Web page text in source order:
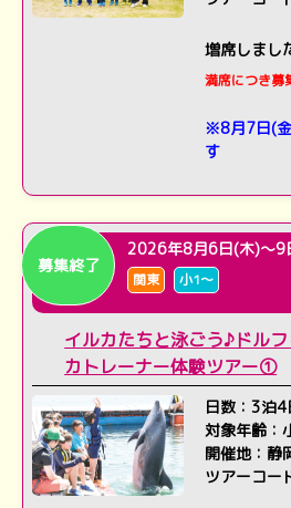
増席しまし
満席につき募
※8月7日(
す
募集終了
2026年8月6日(木)～9
関東 小1～
イルカたちと泳ごう♪ドル
カトレーナー体験ツアー①
日数：3泊4
対象年齢：
開催地：静
ツアーコー